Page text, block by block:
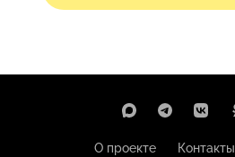
О проекте Контакты